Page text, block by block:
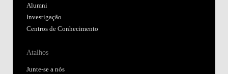
Alumni
Investigação
Centros de Conhecimento
Atalhos
Junte-se a nós